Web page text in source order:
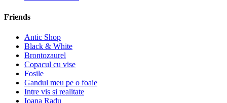
Friends
Antic Shop
Black & White
Brontozaurel
Copacul cu vise
Fosile
Gandul meu pe o foaie
Intre vis si realitate
Ioana Radu